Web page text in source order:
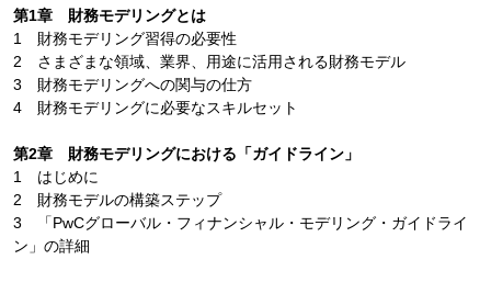
第1章 財務モデリングとは
1 財務モデリング習得の必要性
2 さまざまな領域、業界、用途に活用される財務モデル
3 財務モデリングへの関与の仕方
4 財務モデリングに必要なスキルセット
第2章 財務モデリングにおける「ガイドライン」
1 はじめに
2 財務モデルの構築ステップ
3 「PwCグローバル・フィナンシャル・モデリング・ガイドライ
ン」の詳細